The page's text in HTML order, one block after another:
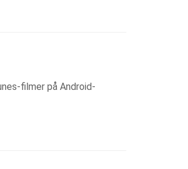
filmer på Android-